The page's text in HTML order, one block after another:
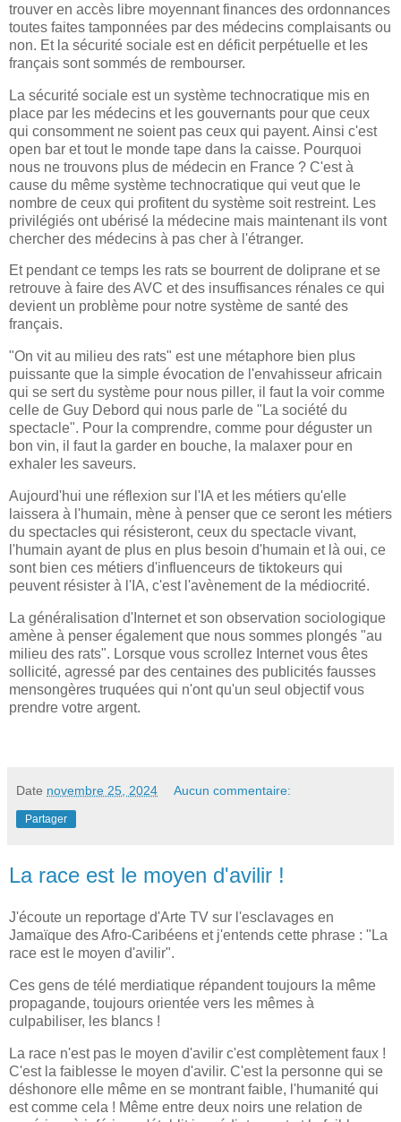
trouver en accès libre moyennant finances des ordonnances
toutes faites tamponnées par des médecins complaisants ou
non. Et la sécurité sociale est en déficit perpétuelle et les
français sont sommés de rembourser.
La sécurité sociale est un système technocratique mis en
place par les médecins et les gouvernants pour que ceux
qui consomment ne soient pas ceux qui payent. Ainsi c'est
open bar et tout le monde tape dans la caisse. Pourquoi
nous ne trouvons plus de médecin en France ? C'est à
cause du même système technocratique qui veut que le
nombre de ceux qui profitent du système soit restreint. Les
privilégiés ont ubérisé la médecine mais maintenant ils vont
chercher des médecins à pas cher à l'étranger.
Et pendant ce temps les rats se bourrent de doliprane et se
retrouve à faire des AVC et des insuffisances rénales ce qui
devient un problème pour notre système de santé des
français.
"On vit au milieu des rats" est une métaphore bien plus
puissante que la simple évocation de l'envahisseur africain
qui se sert du système pour nous piller, il faut la voir comme
celle de Guy Debord qui nous parle de "La société du
spectacle". Pour la comprendre, comme pour déguster un
bon vin, il faut la garder en bouche, la malaxer pour en
exhaler les saveurs.
Aujourd'hui une réflexion sur l'IA et les métiers qu'elle
laissera à l'humain, mène à penser que ce seront les métiers
du spectacles qui résisteront, ceux du spectacle vivant,
l'humain ayant de plus en plus besoin d'humain et là oui, ce
sont bien ces métiers d'influenceurs de tiktokeurs qui
peuvent résister à l'IA, c'est l'avènement de la médiocrité.
La généralisation d'Internet et son observation sociologique
amène à penser également que nous sommes plongés "au
milieu des rats". Lorsque vous scrollez Internet vous êtes
sollicité, agressé par des centaines des publicités fausses
mensongères truquées qui n'ont qu'un seul objectif vous
prendre votre argent.
Date novembre 25, 2024 Aucun commentaire:
Partager
La race est le moyen d'avilir !
J'écoute un reportage d'Arte TV sur l'esclavages en
Jamaïque des Afro-Caribéens et j'entends cette phrase : "La
race est le moyen d'avilir".
Ces gens de télé merdiatique répandent toujours la même
propagande, toujours orientée vers les mêmes à
culpabiliser, les blancs !
La race n'est pas le moyen d'avilir c'est complètement faux !
C'est la faiblesse le moyen d'avilir. C'est la personne qui se
déshonore elle même en se montrant faible, l'humanité qui
est comme cela ! Même entre deux noirs une relation de